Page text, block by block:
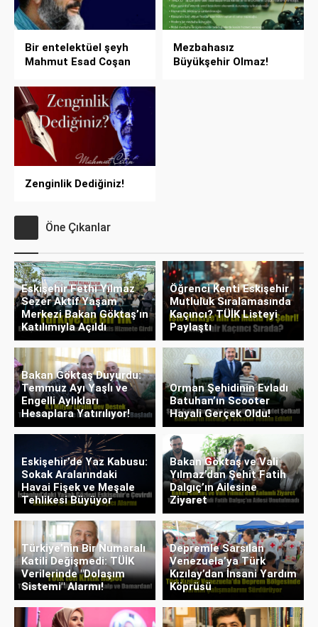
Bir entelektüel şeyh
Mahmut Esad Coşan
Mezbahasız
Büyükşehir Olmaz!
Zenginlik Dediğiniz!
Öne Çıkanlar
Eskişehir Fethi Yılmaz
Sezer Aktif Yaşam
Merkezi Bakan Göktaş’ın
Katılımıyla Açıldı
Öğrenci Kenti Eskişehir
Mutluluk Sıralamasında
Kaçıncı? TÜİK Listeyi
Paylaştı
Bakan Göktaş Duyurdu:
Temmuz Ayı Yaşlı ve
Engelli Aylıkları
Hesaplara Yatırılıyor!
Orman Şehidinin Evladı
Batuhan’ın Scooter
Hayali Gerçek Oldu!
Eskişehir’de Yaz Kabusu:
Sokak Aralarındaki
Havai Fişek ve Meşale
Tehlikesi Büyüyor
Bakan Göktaş ve Vali
Yılmaz’dan Şehit Fatih
Dalgıç’ın Ailesine
Ziyaret
Türkiye’nin Bir Numaralı
Katili Değişmedi: TÜİK
Verilerinde "Dolaşım
Sistemi" Alarmı!
Depremle Sarsılan
Venezuela’ya Türk
Kızılay’dan İnsani Yardım
Köprüsü